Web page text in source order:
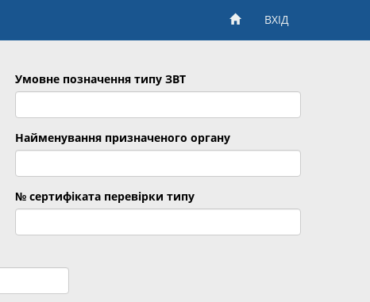
ВХІД
Умовне позначення типу ЗВТ
Найменування призначеного органу
№ сертифіката перевірки типу